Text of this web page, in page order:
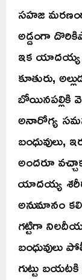
సహజ
అడ్డంగా
ఇక యాదయ్య
కూతురు,
బోయినపల్లికి
అనారోగ్య
బంధువులు,
అందరూ
యాదయ్య
అనుమానం
గట్టిగా
బంధువులు
గుట్టు